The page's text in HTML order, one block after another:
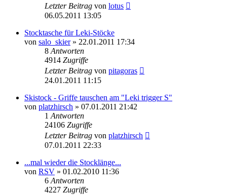
Letzter Beitrag von lotus
06.05.2011 13:05
Stocktasche für Leki-Stöcke
von salo_skier» 22.01.2011 17:34
8 Antworten
4914 Zugriffe
Letzter Beitrag von pitagoras
24.01.2011 11:15
Skistock - Griffe tauschen am "Leki trigger S"
von platzhirsch » 07.01.2011 21:42
1 Antworten
24106 Zugriffe
Letzter Beitrag von platzhirsch
07.01.2011 22:33
...mal wieder die Stocklänge...
von RSV » 01.02.2010 11:36
6 Antworten
4227 Zugriffe